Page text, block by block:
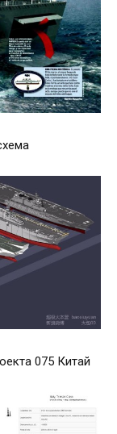
075 Китай